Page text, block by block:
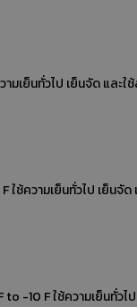
มปั๊ม 2 ชั้น,ปั๊มสูญญา
ปั๊ม 2 ชั้น,ปั๊มสูญญา
ปั๊ม 2 ชั้น,ปั๊มสูญญา
า R-12 ขนาดทางเข้า 7/8'' ทางออก 1-1/8'' ใช้ความเย็น 40 องศา
1-1/8'' ใช้ความเย็น 40 องศา F to -10 F
-10 F ใช้ความเย็นทั่ว